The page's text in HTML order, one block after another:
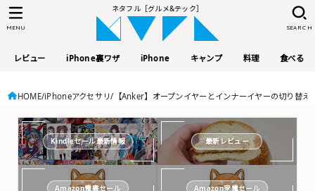
ネタフル［グルメ&テック］
レビュー iPhone裏ワザ iPhone キャンプ 料理 食べる
SEARCH
MENU
HOME iPhoneアクセサリ 【Anker】オープンイヤーとインナーイヤーの切り
Kindleセール最新情報 最新レビュー
Amazon電書セール Amazon家電セール